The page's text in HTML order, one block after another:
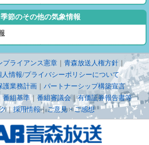
季節のその他の気象情報
プライアンス憲章 ｜ 青森放送人権方針｜
人情報/プライバシーポリシーについて
護業務計画 ｜ パートナーシップ構築宣言
番組基準 ｜ 番組審議会 ｜有価証券報告書等
｜ 採用情報｜ご意見・ご感想